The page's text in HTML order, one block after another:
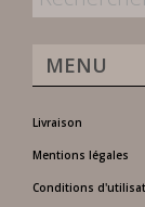
MENU
Livraison
Mentions légales
Conditions